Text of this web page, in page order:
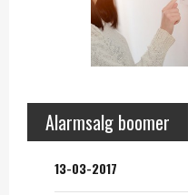
Alarmsalg boomer
13-03-2017